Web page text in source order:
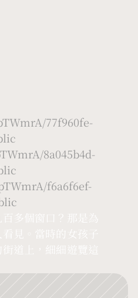
77f960fe-
8a045b4d-
f6a6f6ef-